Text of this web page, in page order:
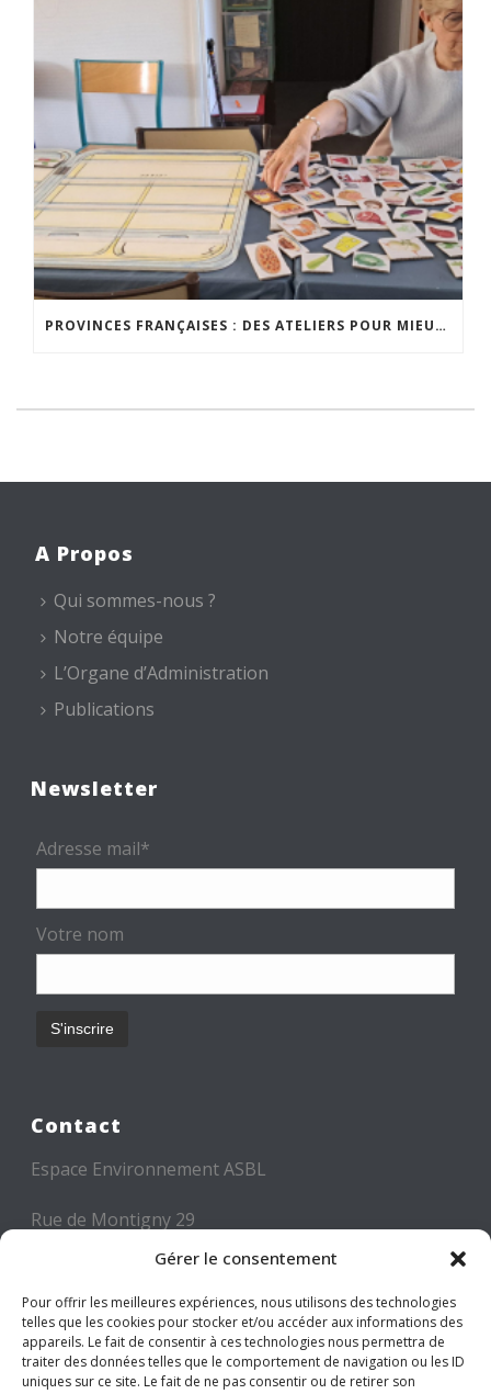
Gérer le consentement
Pour offrir les meilleures expériences, nous utilisons des technologies
telles que les cookies pour stocker et/ou accéder aux informations des
appareils. Le fait de consentir à ces technologies nous permettra de
traiter des données telles que le comportement de navigation ou les ID
uniques sur ce site. Le fait de ne pas consentir ou de retirer son
PROVINCES FRANÇAISES : DES ATELIERS POUR MIEUX VIVRE CHEZ SOI
A Propos
Qui sommes-nous ?
Notre équipe
L’Organe d’Administration
Publications
Newsletter
Adresse mail*
Votre nom
Contact
Espace Environnement ASBL
Rue de Montigny 29
6000 CHARLEROI
Tél: +32 71 300 300
Mail: info@espace-environnement.be
TVA BE 0416.116.340